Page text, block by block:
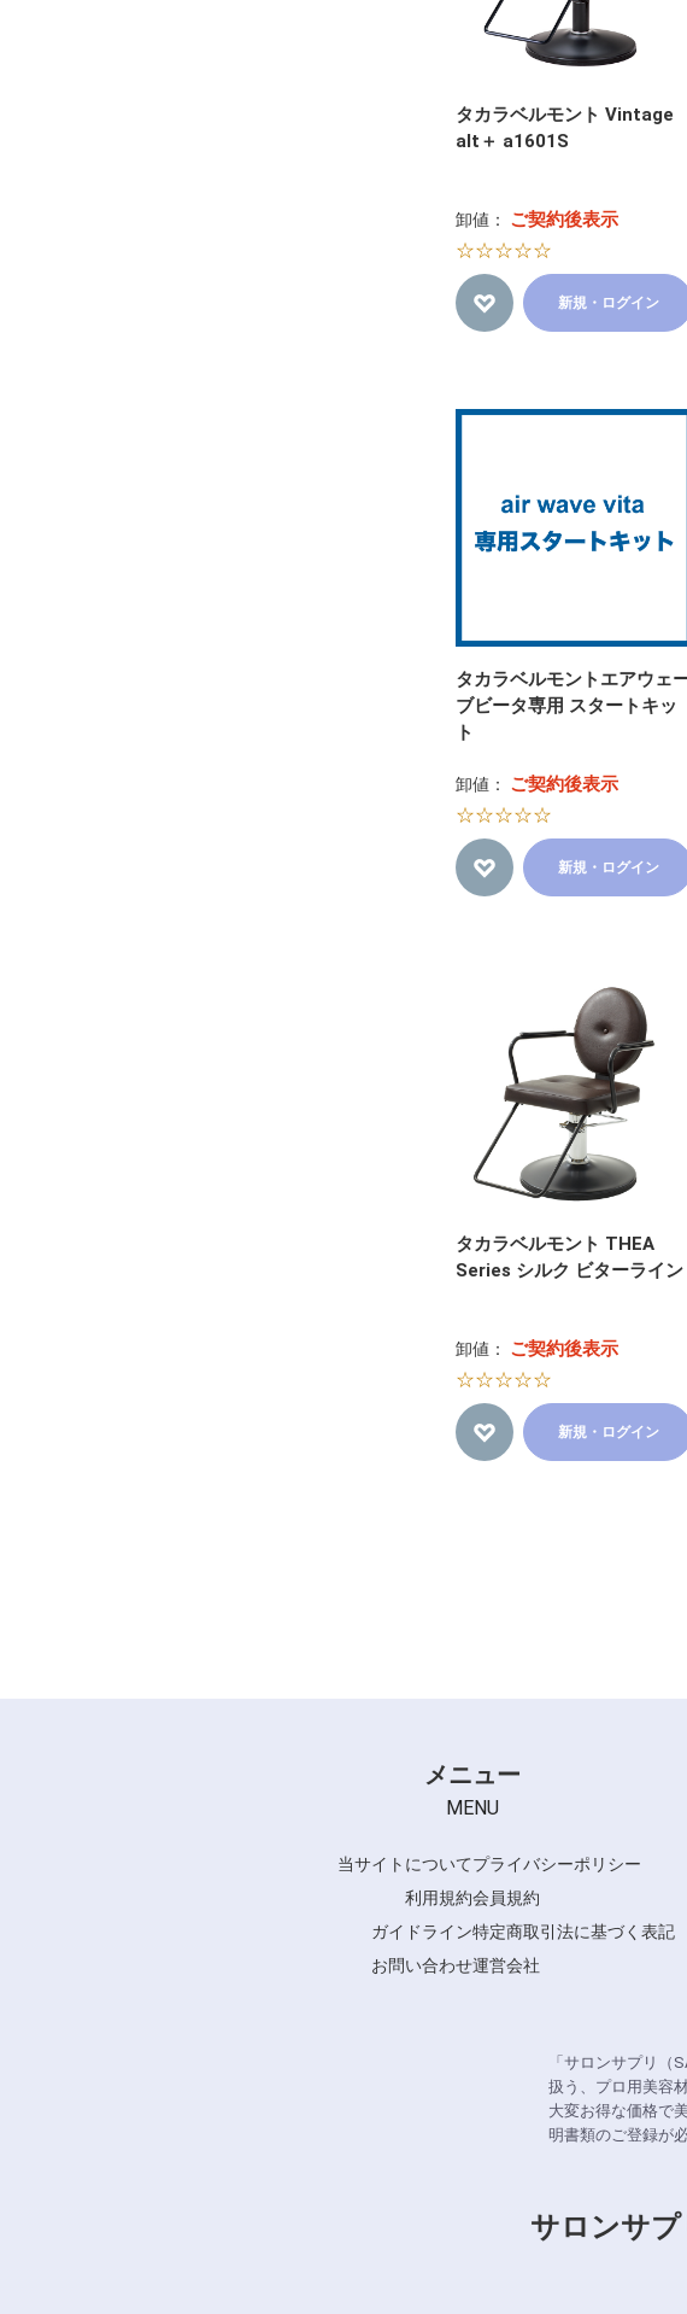
タカラベルモント Vintage
alt＋ a1601S
卸値： ご契約後表示
☆☆☆☆☆
新規・ログイン
タカラベルモントエアウェ
ブビータ専用 スタートキッ
ト
卸値： ご契約後表示
☆☆☆☆☆
新規・ログイン
タカラベルモント THEA
Series シルク ビターライン
卸値： ご契約後表示
☆☆☆☆☆
新規・ログイン
メニュー
MENU
当サイトについてプライバシーポリシー
利用規約会員規約
ガイドライン特定商取引法に基づく表記
お問い合わせ運営会社
「サロンサプリ（
扱う、プロ用美容
大変お得な価格で
明書類のご登録が必
サロンサプ